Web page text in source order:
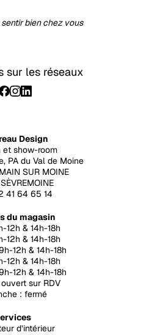
bien chez vous
sur les réseaux
Design
et show-room
PA du Val de Moine
SUR MOINE
41 64 65 14
du magasin
12h & 14h-18h
12h & 14h-18h
12h & 14h-18h
12h & 14h-18h
12h & 14h-18h
sur RDV
: fermé
d’intérieur